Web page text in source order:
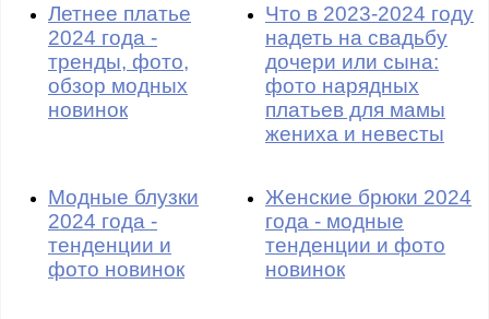
Летнее платье
2024 года -
тренды, фото,
обзор модных
новинок
Что в 2023-2024 году
надеть на свадьбу
дочери или сына:
фото нарядных
платьев для мамы
жениха и невесты
Модные блузки
2024 года -
тенденции и
фото новинок
Женские брюки 2024
года - модные
тенденции и фото
новинок